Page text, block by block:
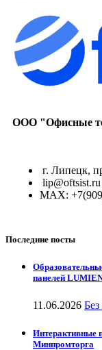
ООО "Офисные
г. Липецк,
lip@oftsist.ru
МАХ:
Последние посты
панелей
11.06.2026
Интерактивные
Минпромторга